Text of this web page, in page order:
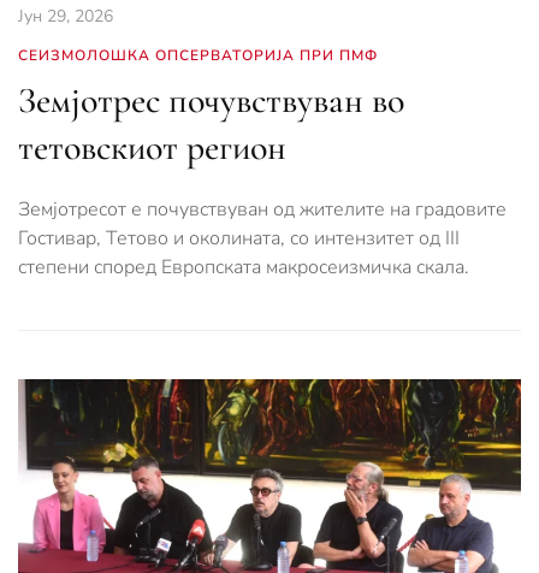
Јун 29, 2026
СЕИЗМОЛОШКА ОПСЕРВАТОРИЈА ПРИ ПМФ
Земјотрес почувствуван во
тетовскиот регион
Земјотресот е почувствуван од жителите на градовите
Гостивар, Тетово и околината, со интензитет од III
степени според Европската макросеизмичка скала.